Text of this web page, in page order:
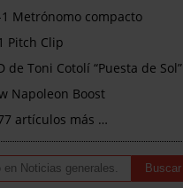
Metrónomo compacto
Pitch Clip
de Toni Cotolí “Puesta de Sol”
Napoleon Boost
artículos más …